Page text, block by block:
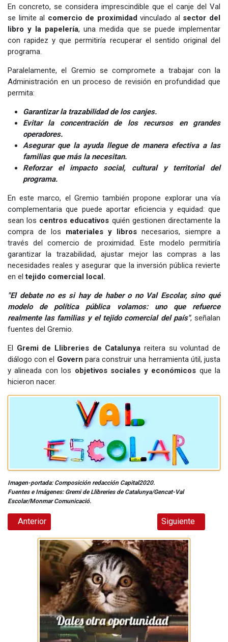
En concreto, se considera imprescindible que el canje del Val
se limite al comercio de proximidadvinculado al sector del
libro y la papelería, una medida que se puede implementar
con rapidez y que permitiría recuperar el sentido original del
programa.
Paralelamente, el Gremio se compromete a trabajar con la
Administración en un proceso de revisión en profundidad que
permita:
Garantizar la trazabilidad de los canjes.
Evitar la concentración de los recursos en grandes
operadores.
Asegurar que la ayuda llegue de manera efectiva a las
familias que más la necesitan.
Reforzar el impacto social, cultural y territorial del
programa.
En este marco, el Gremio también propone explorar una vía
complementaria que puede aportar eficiencia y equidad: que
sean los centros educativos quién gestionen directamente la
compra de los materiales y libros necesarios, siempre a
través del comercio de proximidad. Este modelo permitiría
garantizar la trazabilidad, ajustar mejor las compras a las
necesidades reales y asegurar que la inversión pública revierte
en el tejido comercial local.
"El debate no es si hay de haber o no Val Escolar, sino qué
modelo de política pública volamos: uno que refuerce
realmente las familias y el tejido comercial del país", señalan
fuentes del Gremio.
El Gremi de Llibreries de Catalunya reitera su voluntad de
diálogo con el Govern para construir una herramienta útil, justa
y alineada con los objetivos sociales y económicos que la
hicieron nacer.
Imagen-portada: Composición redacción Capital2020.
Fuentes e Imágenes: Gremi de Llibreries de Catalunya/Gencat-Val
Escolar/Monmar Comunicació.
Artículo anterior: “Dia del Diable” el Vendrell 9 de mayo
Anterior Artículo siguiente:
Siguiente